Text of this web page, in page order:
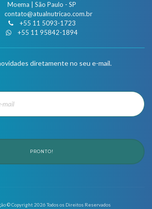
Moema | São Paulo - SP
contato@atualnutricao.com.br
+55 11 5093-1723
+55 11 95842-1894
diretamente no seu e-mail.
PRONTO!
© Copyright2026 Todos os Direitos Reservados